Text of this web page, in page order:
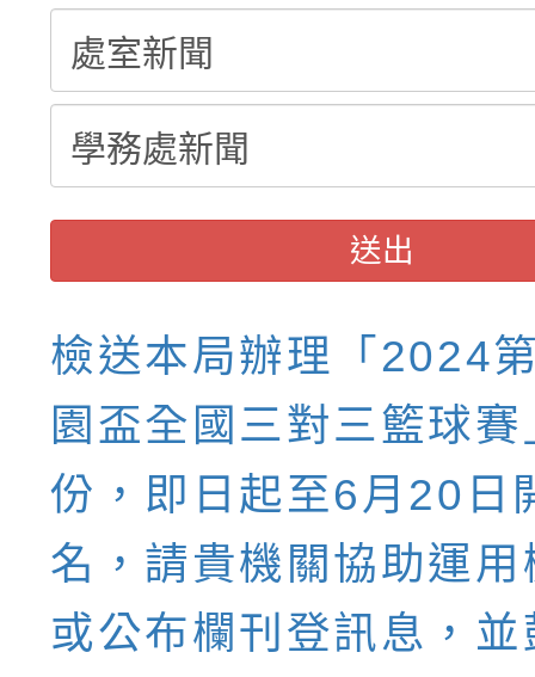
結果(第3招)
送出
檢送本局辦理「2024
園盃全國三對三籃球
份，即日起至6月20日
名，請貴機關協助運
或公布欄刊登訊息，